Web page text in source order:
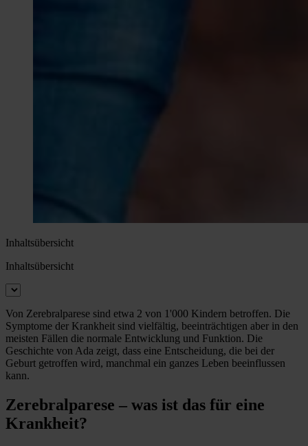
Inhaltsübersicht
Inhaltsübersicht
Von Zerebralparese sind etwa 2 von 1'000 Kindern betroffen. Die
Symptome der Krankheit sind vielfältig, beeinträchtigen aber in den
meisten Fällen die normale Entwicklung und Funktion. Die
Geschichte von Ada zeigt, dass eine Entscheidung, die bei der
Geburt getroffen wird, manchmal ein ganzes Leben beeinflussen
kann.
Zerebralparese – was ist das für eine
Krankheit?